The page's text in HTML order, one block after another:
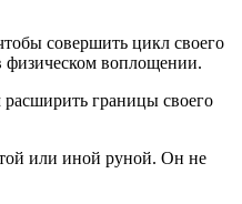
совершить цикл своего
физическом воплощении.
границы своего
или иной руной. Он не